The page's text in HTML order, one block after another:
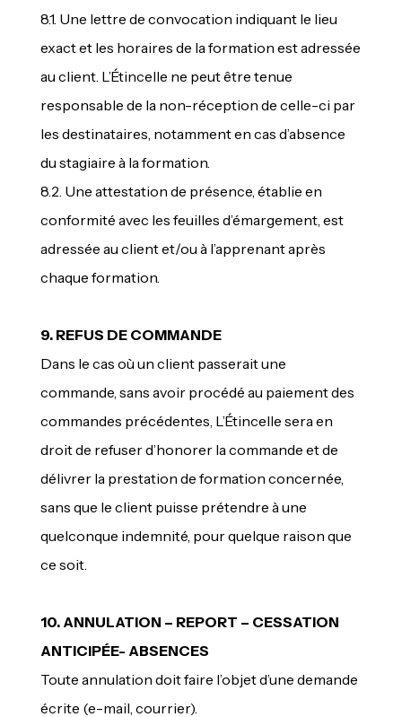
8.1. Une lettre de convocation indiquant le lieu
exact et les horaires de la formation est adressée
au client. L’Étincelle ne peut être tenue
responsable de la non-réception de celle-ci par
les destinataires, notamment en cas d’absence
du stagiaire à la formation.
8.2. Une attestation de présence, établie en
conformité avec les feuilles d’émargement, est
adressée au client et/ou à l’apprenant après
chaque formation.
9. REFUS DE COMMANDE
Dans le cas où un client passerait une
commande, sans avoir procédé au paiement des
commandes précédentes, L’Étincelle sera en
droit de refuser d’honorer la commande et de
délivrer la prestation de formation concernée,
sans que le client puisse prétendre à une
quelconque indemnité, pour quelque raison que
ce soit.
10. ANNULATION – REPORT – CESSATION
ANTICIPÉE- ABSENCES
Toute annulation doit faire l’objet d’une demande
écrite (e-mail, courrier).